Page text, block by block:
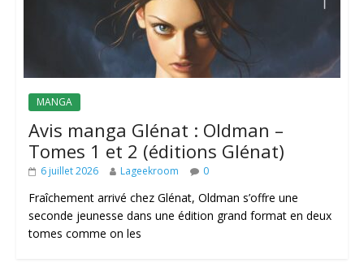
MANGA
Avis manga Glénat : Oldman –
Tomes 1 et 2 (éditions Glénat)
6 juillet 2026 Lageekroom 0
Fraîchement arrivé chez Glénat, Oldman s’offre une
seconde jeunesse dans une édition grand format en deux
tomes comme on les